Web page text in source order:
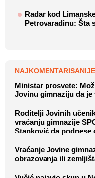
Radar kod
Petrovaradinu: Šta
NAJKOMENTARISANIJE
Ministar prosvete:
Jovinu gimnaziju da je
Roditelji Jovinih
vraćanju gimnazije
Stanković da podnese
Vraćanje Jovine
obrazovanja ili